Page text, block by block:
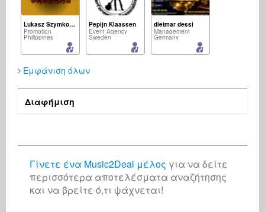
Lukasz Szymkowiak
Promotion
Philippines
Pepijn Klaassen
Event Agency
Sweden
dietmar dessi
Management
Germany
Ella Negrescu
Emeka Ike
Εμφάνιση όλων
Διαφήμιση
Γίνετε ένα Music2Deal μέλος για να δείτε
περισσότερα αποτελέσματα αναζήτησης
και να βρείτε ό,τι ψάχνεται!